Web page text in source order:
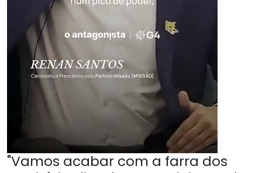
"Vamos acabar com a farra dos